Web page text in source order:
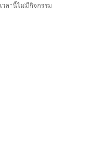
วลานี้ไม่มีกิจกรรม